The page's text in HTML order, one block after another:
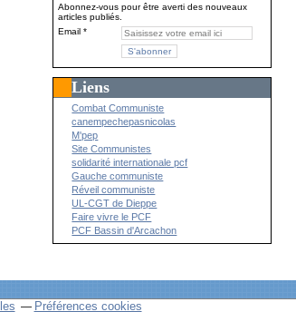
Abonnez-vous pour être averti des nouveaux
articles publiés.
Email
Liens
Combat Communiste
canempechepasnicolas
M'pep
Site Communistes
solidarité internationale pcf
Gauche communiste
Réveil communiste
UL-CGT de Dieppe
Faire vivre le PCF
PCF Bassin d'Arcachon
Préférences cookies